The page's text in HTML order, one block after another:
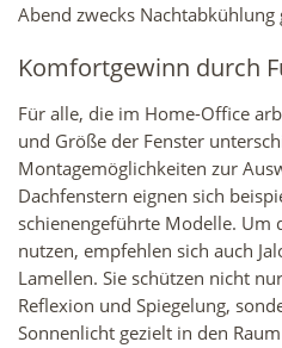
Abend zwecks
Komfortgewinn durch
Für alle, die im Home-Office
und Größe der Fenster
Montagemöglichkeiten zur
Dachfenstern eignen sich
schienengeführte Modelle. Um
nutzen, empfehlen sich auch
Lamellen. Sie schützen nicht
Reflexion und Spiegelung,
Sonnenlicht gezielt in den